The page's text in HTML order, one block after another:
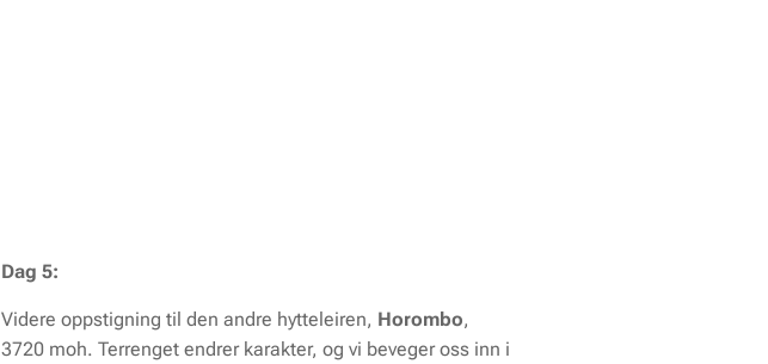
Dag 5:
Videre oppstigning til den andre hytteleiren, Horombo,
3720 moh. Terrenget endrer karakter, og vi beveger oss inn i